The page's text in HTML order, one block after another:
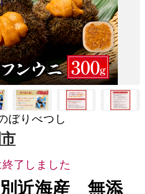
ぼりべつし
了しました
近海産 無添